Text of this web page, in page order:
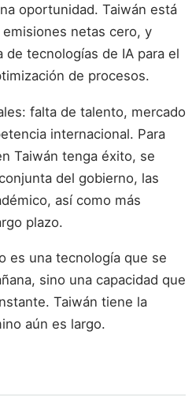
oportunidad. Taiwán está
netas cero, y
de tecnologías de IA para el
de procesos.
falta de talento, mercado
internacional. Para
Taiwán tenga éxito, se
del gobierno, las
así como más
plazo.
es una tecnología que se
sino una capacidad que
Taiwán tiene la
aún es largo.